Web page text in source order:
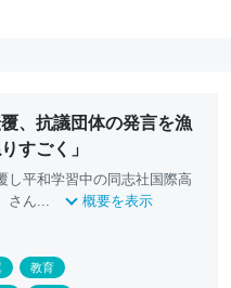
、抗議団体の発言を漁
すごく」
し平和学習中の同志社国際高
さん...
概要を表示
教育